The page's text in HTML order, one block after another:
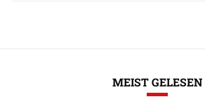
MEIST GELESEN